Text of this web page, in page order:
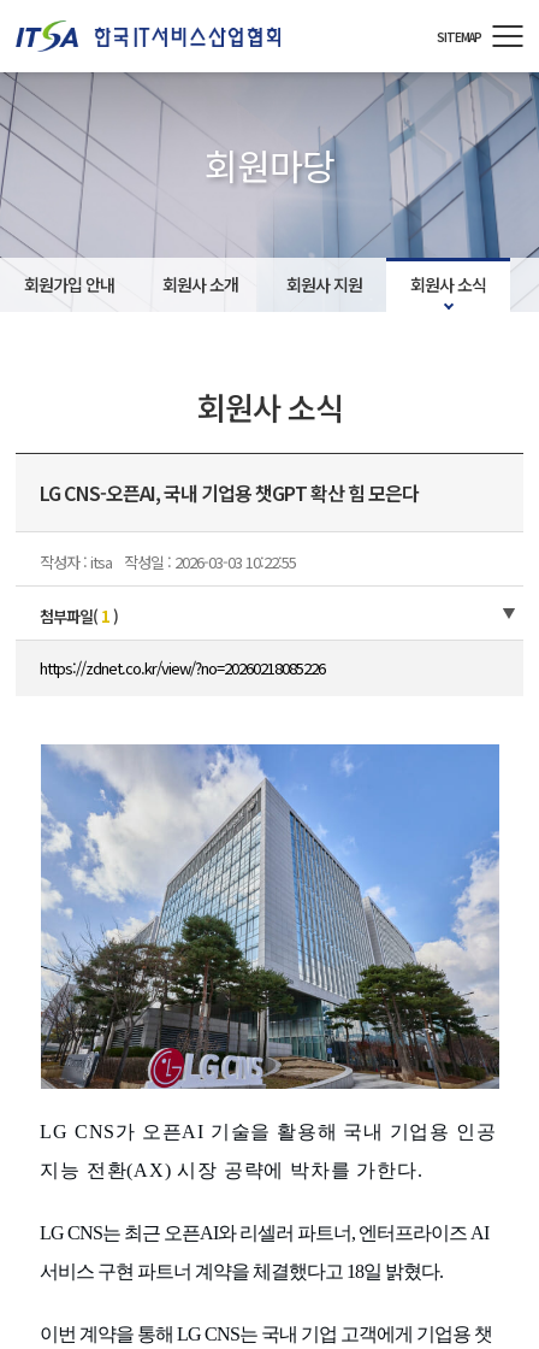
SITEMAP
회원마당
회원가입 안내 회원사 소개 회원사 지원 회원사 소식
회원사 소식
LG CNS-오픈AI, 국내 기업용 챗GPT 확산 힘 모은다
작성자 : itsa 작성일 : 2026-03-03 10:22:55
첨부파일( 1 )
https://zdnet.co.kr/view/?no=20260218085226
LG CNS가 오픈AI 기술을 활용해 국내 기업용 인공
지능 전환(AX) 시장 공략에 박차를 가한다.
LG CNS는 최근 오픈AI와 리셀러 파트너, 엔터프라이즈 AI
서비스 구현 파트너 계약을 체결했다고 18일 밝혔다.
이번 계약을 통해 LG CNS는 국내 기업 고객에게 기업용 챗